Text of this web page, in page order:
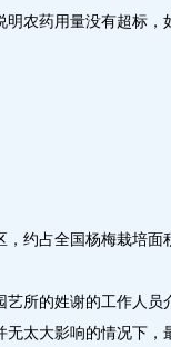
农药用量没有超标，
占全国杨梅栽培面
所的姓谢的工作人员
太大影响的情况下，